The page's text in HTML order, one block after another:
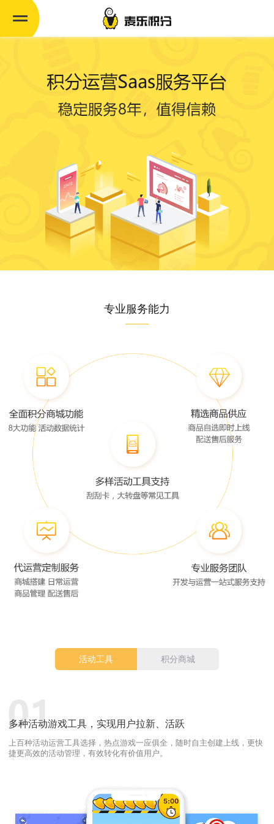
专业服务能力
活动工具 积分商城
多种活动游戏工具，实现用户拉新、活跃
上百种活动运营工具选择，热点游戏一应俱全，随时自主创建上线，更快
捷更高效的活动管理，有效转化有价值用户。